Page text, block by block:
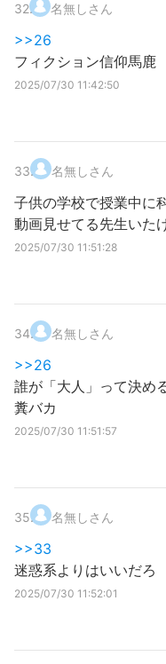
32. 名無しさん
>>26
フィクション信仰馬鹿
2025/07/30 11:42:50
33. 名無しさん
子供の学校で授業中に
動画見せてる先生いた
2025/07/30 11:51:28
34. 名無しさん
>>26
誰が「大人」って決め
糞バカ
2025/07/30 11:51:57
35. 名無しさん
>>33
迷惑系よりはいいだろ
2025/07/30 11:52:01